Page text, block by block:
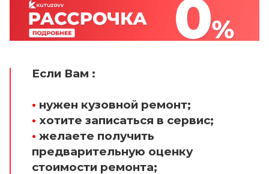
Если Вам :
• нужен кузовной ремонт;
• хотите записаться в сервис;
• желаете получить
предварительную оценку
стоимости ремонта;